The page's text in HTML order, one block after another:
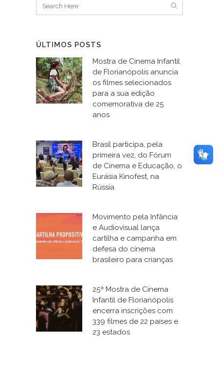
ÚLTIMOS POSTS
Mostra de Cinema Infantil
de Florianópolis anuncia
os filmes selecionados
para a sua edição
comemorativa de 25
anos
Brasil participa, pela
primeira vez, do Fórum
de Cinema e Educação, o
Eurásia Kinofest, na
Rússia
Movimento pela Infância
e Audiovisual lança
cartilha e campanha em
defesa do cinema
brasileiro para crianças
25ª Mostra de Cinema
Infantil de Florianópolis
encerra inscrições com
339 filmes de 22 países e
23 estados